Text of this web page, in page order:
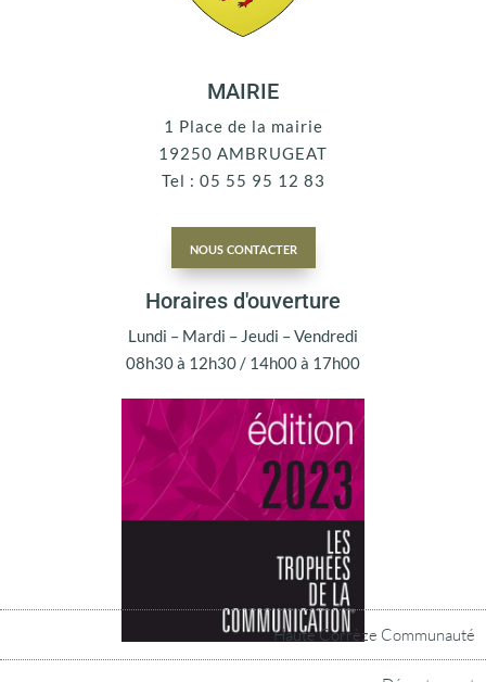
MAIRIE
1 Place de la mairie
19250 AMBRUGEAT
Tel : 05 55 95 12 83
nous contacter
Horaires d'ouverture
Lundi – Mardi – Jeudi – Vendredi
08h30 à 12h30 / 14h00 à 17h00
Haute Corrèze Communauté